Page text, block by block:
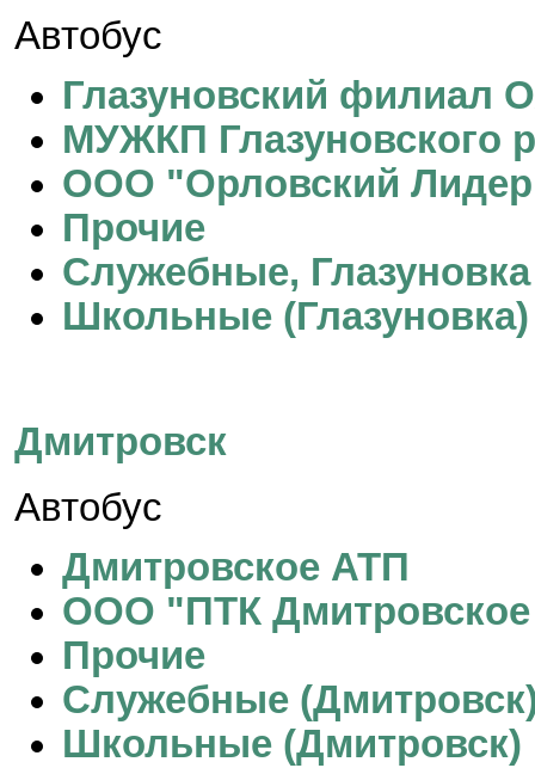
Автобус
Глазуновский филиал
МУЖКП Глазуновского
ООО "Орловский
Прочие
Служебные, Глазуновка
Школьные (Глазуновка)
Дмитровск
Автобус
Дмитровское АТП
ООО "ПТК Дмитровское
Прочие
Служебные
Школьные (Дмитровск)